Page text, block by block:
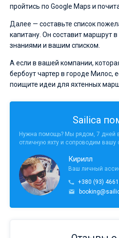
пройтись по Google Maps и
Далее — составьте список
капитану. Он составит маршрут
знаниями и вашим списком.
А если в вашей компании,
бербоут чартер в городе Милос,
поищите идеи для яхтенных
Sailica
Нужна помощь? Мы рядом, 7 дней
отличную яхту и сопроводим вашу
Кирилл
Ваш личный
+380 (93)